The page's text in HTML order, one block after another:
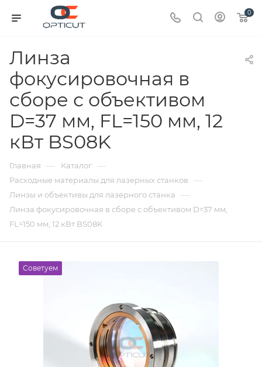
0
Линза
фокусировочная в
сборе с объективом
D=37 мм, FL=150 мм, 12
кВт BS08K
Главная — Каталог —
Расходные материалы для лазерных станков —
Линзы и объективы для лазерного станка —
Линза фокусировочная в сборе с объективом D=37 мм,
FL=150 мм, 12 кВт BS08K
Советуем